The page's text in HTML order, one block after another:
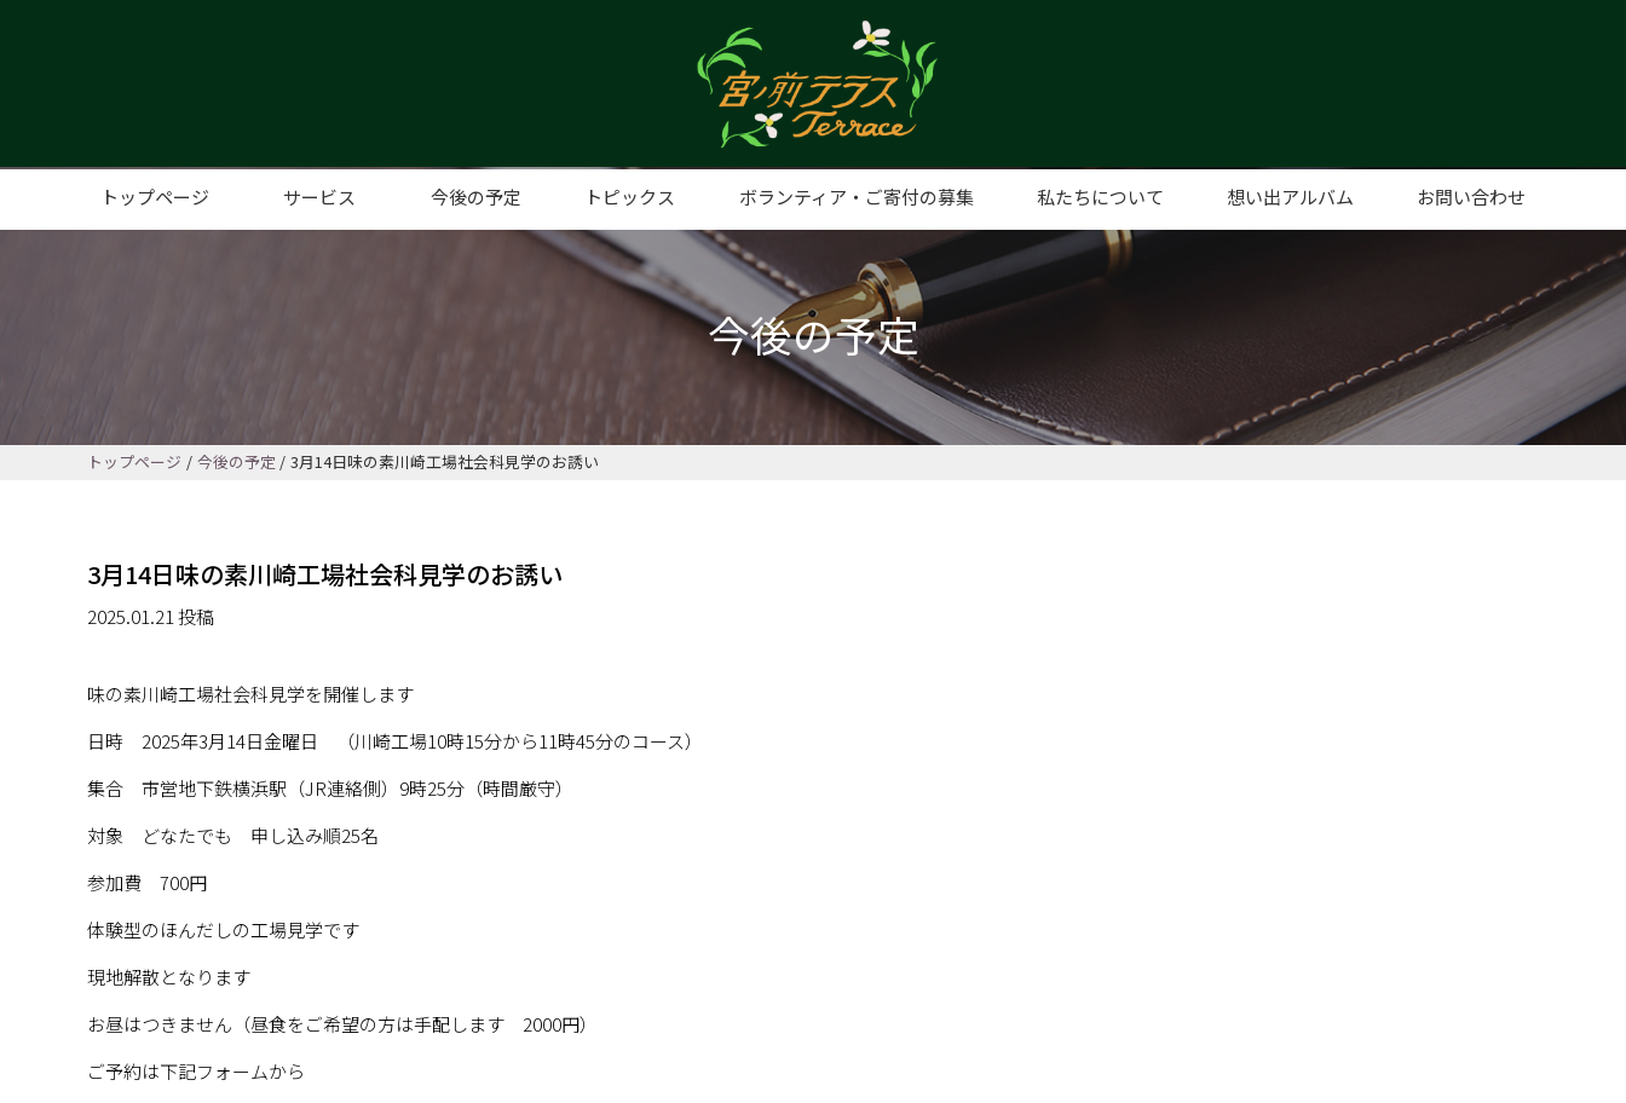
トップページ サービス
手打そばの日
子ども食堂（みやまえ食堂）
プレミアムナイト
みやまえ食堂（子ども食堂）
みやまえスタディ
親子ふれあいリトミック
うたべびまR
ふらっとルーム
ディスプレイショップ
日曜日
認知症カフェ
麻雀教室
コミュニティイベント、サポート事業 フードパントリー
ヨガ教室
スマホ教室
eスポーツスクール
今後の予定 トピックス ボランティア・ご寄付の募集 私たちについて
想い
代表あいさつ
団体概要
アクセス
想い出アルバム お問い合わせ
今後の予定
トップページ 今後の予定 3月14日味の素川崎工場社会科見学のお誘い
3月14日味の素川崎工場社会科見学のお誘い
2025.01.21 投稿
味の素川崎工場社会科見学を開催します
日時 2025年3月14日金曜日 （川崎工場10時15分から11時45分のコース）
集合 市営地下鉄横浜駅（JR連絡側）9時25分（時間厳守）
対象 どなたでも 申し込み順25名
参加費 700円
体験型のほんだしの工場見学です
現地解散となります
お昼はつきません（昼食をご希望の方は手配します 2000円）
ご予約は下記フォームから